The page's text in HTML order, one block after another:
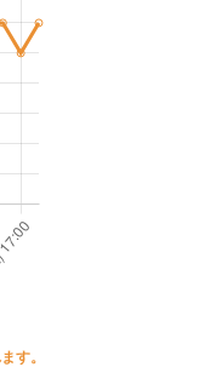
す。